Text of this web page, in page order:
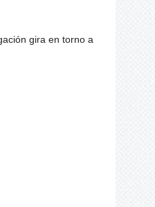
gira en torno a